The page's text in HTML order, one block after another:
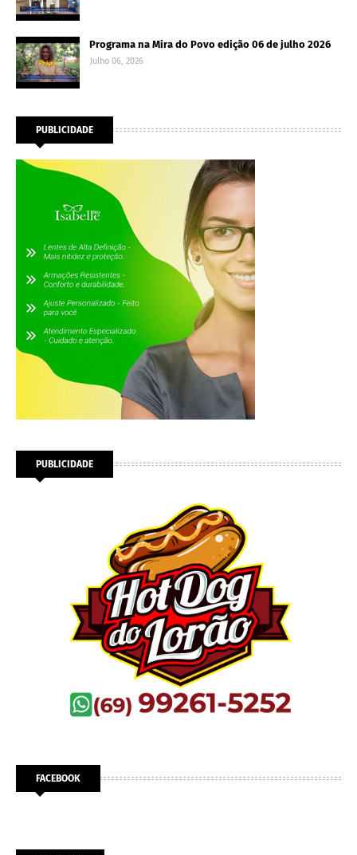
Programa na Mira do Povo edição 06 de julho 2026
Julho 06, 2026
PUBLICIDADE
PUBLICIDADE
FACEBOOK